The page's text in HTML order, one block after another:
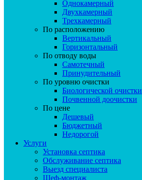
Однокамерный
Двухкамерный
Трехкамерный
По расположению
Вертикальный
Горизонтальный
По отводу воды
Самотечный
Принудительный
По уровню очистки
Биологической очистки
Почвенной доочистки
По цене
Дешевый
Бюджетный
Недорогой
Услуги
Установка септика
Обслуживание септика
Выезд специалиста
Шеф-монтаж